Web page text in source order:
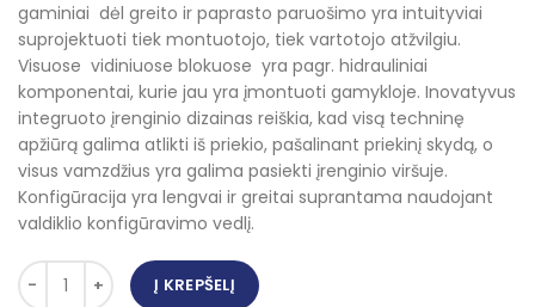
gaminiai dėl greito ir paprasto paruošimo yra intuityviai
suprojektuoti tiek montuotojo, tiek vartotojo atžvilgiu.
Visuose vidiniuose blokuose yra pagr. hidrauliniai
komponentai, kurie jau yra įmontuoti gamykloje. Inovatyvus
integruoto įrenginio dizainas reiškia, kad visą techninę
apžiūrą galima atlikti iš priekio, pašalinant priekinį skydą, o
visus vamzdžius yra galima pasiekti įrenginio viršuje.
Konfigūracija yra lengvai ir greitai suprantama naudojant
valdiklio konfigūravimo vedlį.
Į KREPŠELĮ